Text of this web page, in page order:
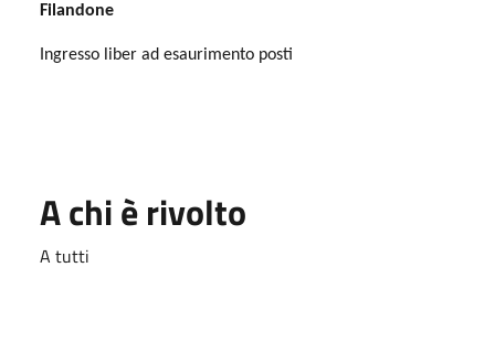
Filandone
Ingresso liber ad esaurimento posti
A chi è rivolto
A tutti